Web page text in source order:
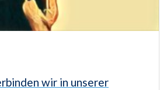
wir in unserer